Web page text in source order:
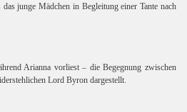
junge Mädchen in Begleitung einer Tante nach
Arianna vorliest – die Begegnung zwischen
Lord Byron dargestellt.